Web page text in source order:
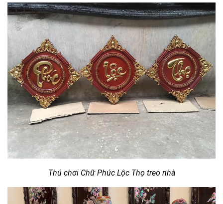
Thú chơi Chữ Phúc Lộc Thọ treo nhà